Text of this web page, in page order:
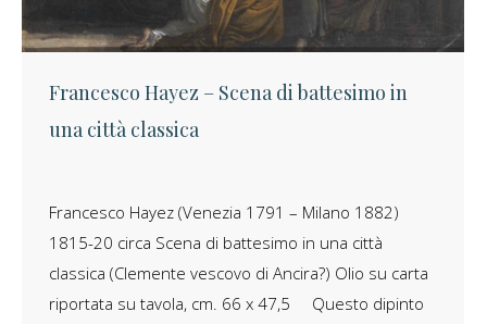
Francesco Hayez – Scena di battesimo in
una città classica
Francesco Hayez (Venezia 1791 – Milano 1882)
1815-20 circa Scena di battesimo in una città
classica (Clemente vescovo di Ancira?) Olio su carta
riportata su tavola, cm. 66 x 47,5 Questo dipinto